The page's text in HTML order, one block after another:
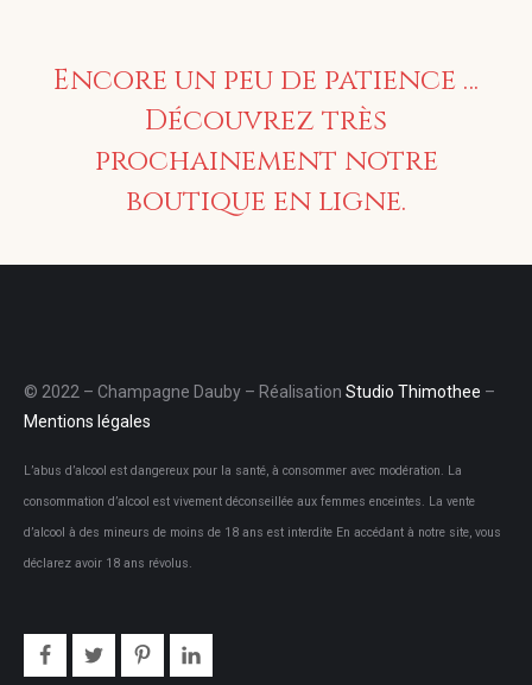
Encore un peu de patience …
Découvrez très
prochainement notre
boutique en ligne.
© 2022 – Champagne Dauby – Réalisation Studio Thimothee –
Mentions légales
L’abus d’alcool est dangereux pour la santé, à consommer avec modération. La
consommation d’alcool est vivement déconseillée aux femmes enceintes. La vente
d’alcool à des mineurs de moins de 18 ans est interdite En accédant à notre site, vous
déclarez avoir 18 ans révolus.